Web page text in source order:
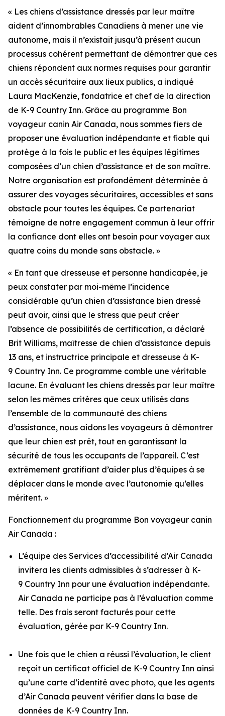
« Les chiens d’assistance dressés par leur maître
aident d’innombrables Canadiens à mener une vie
autonome, mais il n’existait jusqu’à présent aucun
processus cohérent permettant de démontrer que ces
chiens répondent aux normes requises pour garantir
un accès sécuritaire aux lieux publics, a indiqué
Laura MacKenzie, fondatrice et chef de la direction
de K-9 Country Inn. Grâce au programme Bon
voyageur canin Air Canada, nous sommes fiers de
proposer une évaluation indépendante et fiable qui
protège à la fois le public et les équipes légitimes
composées d’un chien d’assistance et de son maître.
Notre organisation est profondément déterminée à
assurer des voyages sécuritaires, accessibles et sans
obstacle pour toutes les équipes. Ce partenariat
témoigne de notre engagement commun à leur offrir
la confiance dont elles ont besoin pour voyager aux
quatre coins du monde sans obstacle. »
« En tant que dresseuse et personne handicapée, je
peux constater par moi-même l’incidence
considérable qu’un chien d’assistance bien dressé
peut avoir, ainsi que le stress que peut créer
l’absence de possibilités de certification, a déclaré
Brit Williams, maîtresse de chien d’assistance depuis
13 ans, et instructrice principale et dresseuse à K-
9 Country Inn. Ce programme comble une véritable
lacune. En évaluant les chiens dressés par leur maître
selon les mêmes critères que ceux utilisés dans
l’ensemble de la communauté des chiens
d’assistance, nous aidons les voyageurs à démontrer
que leur chien est prêt, tout en garantissant la
sécurité de tous les occupants de l’appareil. C’est
extrêmement gratifiant d’aider plus d’équipes à se
déplacer dans le monde avec l’autonomie qu’elles
méritent. »
Fonctionnement du programme Bon voyageur canin
Air Canada :
L’équipe des Services d’accessibilité d’Air Canada
invitera les clients admissibles à s’adresser à K-
9 Country Inn pour une évaluation indépendante.
Air Canada ne participe pas à l’évaluation comme
telle. Des frais seront facturés pour cette
évaluation, gérée par K-9 Country Inn.
Une fois que le chien a réussi l’évaluation, le client
reçoit un certificat officiel de K-9 Country Inn ainsi
qu’une carte d’identité avec photo, que les agents
d’Air Canada peuvent vérifier dans la base de
données de K-9 Country Inn.